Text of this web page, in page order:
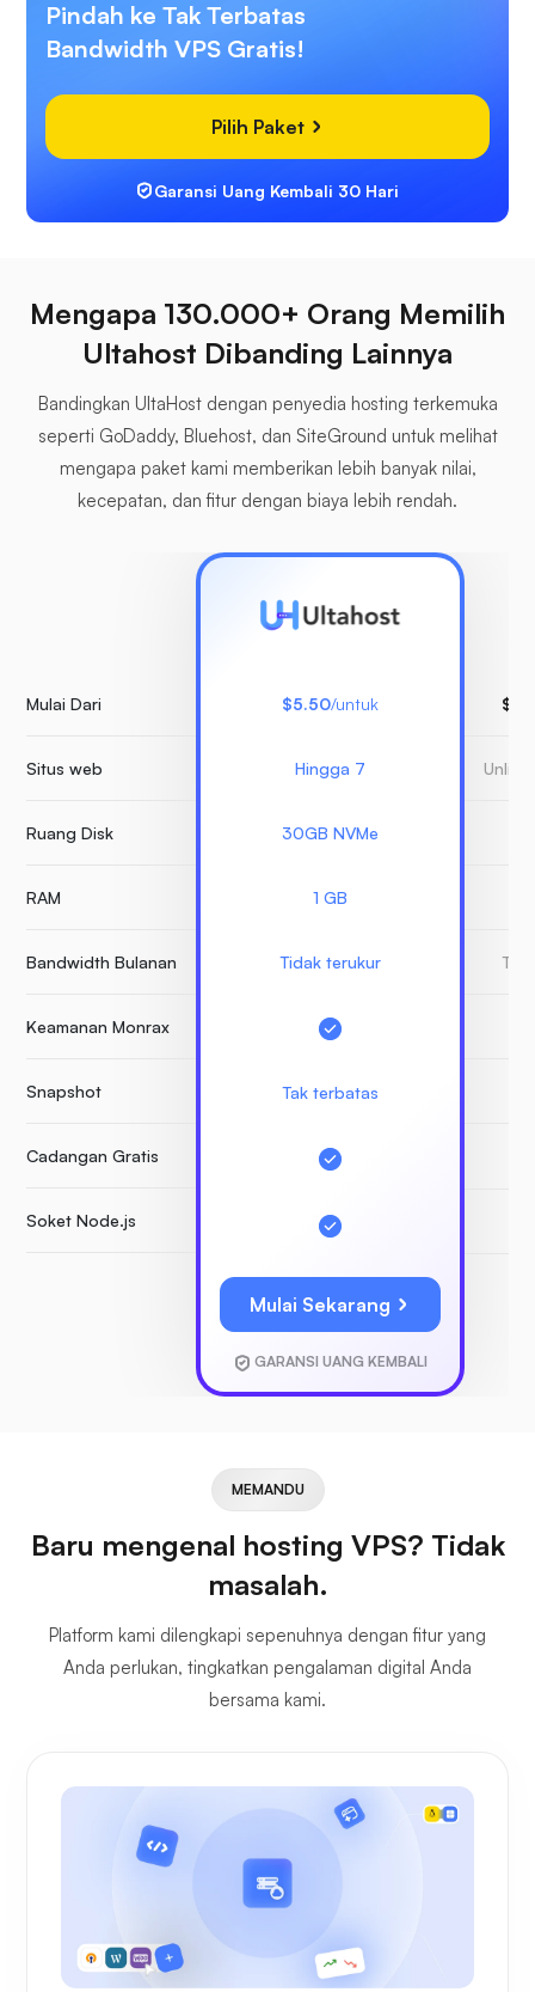
Pindah ke Tak Terbatas
Bandwidth VPS Gratis!
Pilih Paket
Garansi Uang Kembali 30 Hari
Mengapa 130.000+ Orang Memilih
Ultahost Dibanding Lainnya
Bandingkan UltaHost dengan penyedia hosting terkemuka
seperti GoDaddy, Bluehost, dan SiteGround untuk melihat
mengapa paket kami memberikan lebih banyak nilai,
kecepatan, dan fitur dengan biaya lebih rendah.
Mulai Dari
Situs web
Ruang Disk
RAM
Bandwidth Bulanan
Keamanan Monrax
Snapshot
Cadangan Gratis
Soket Node.js
$5.50/untuk
Hingga 7
30GB NVMe
1 GB
Tidak terukur
Tak terbatas
Mulai Sekarang
GARANSI UANG KEMBALI
MEMANDU
Baru mengenal hosting VPS? Tidak
masalah.
Platform kami dilengkapi sepenuhnya dengan fitur yang
Anda perlukan, tingkatkan pengalaman digital Anda
bersama kami.